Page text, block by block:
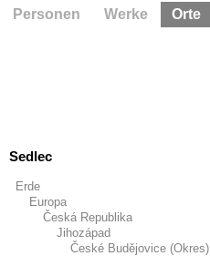
Sedlec
Erde
Europa
Česká Republika
Jihozápad
České Budějovice (Okres)
Personen Werke Orte